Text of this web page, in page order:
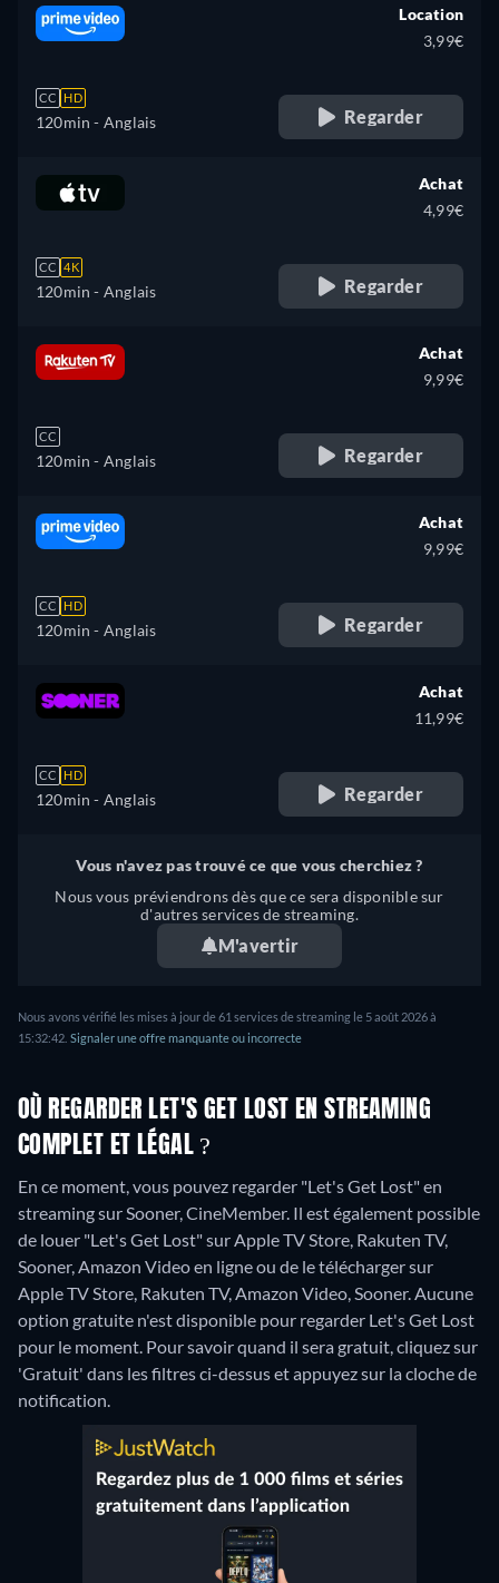
CC HD
120min - Anglais
Location
3,99€
Regarder
CC 4K
120min - Anglais
Achat
4,99€
Regarder
CC
120min - Anglais
Achat
9,99€
Regarder
CC HD
120min - Anglais
Achat
9,99€
Regarder
CC HD
120min - Anglais
Achat
11,99€
Regarder
Vous n'avez pas trouvé ce que vous cherchiez ?
Nous vous préviendrons dès que ce sera disponible sur
d'autres services de streaming.
M'avertir
Nous avons vérifié les mises à jour de 61 services de streaming le 5 août 2026 à
15:32:42. Signaler une offre manquante ou incorrecte
OÙ REGARDER LET'S GET LOST EN STREAMING
COMPLET ET LÉGAL ?
En ce moment, vous pouvez regarder "Let's Get Lost" en
streaming sur Sooner, CineMember. Il est également possible
de louer "Let's Get Lost" sur Apple TV Store, Rakuten TV,
Sooner, Amazon Video en ligne ou de le télécharger sur
Apple TV Store, Rakuten TV, Amazon Video, Sooner.Aucune
option gratuite n'est disponible pour regarder Let's Get Lost
pour le moment. Pour savoir quand il sera gratuit, cliquez sur
'Gratuit' dans les filtres ci-dessus et appuyez sur la cloche de
notification.